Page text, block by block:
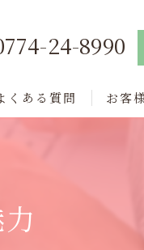
24-8990
くある質問 お客